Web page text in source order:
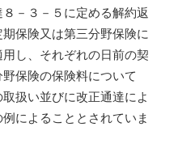
－３－５に定める解約返
保険又は第三分野保険に
し、それぞれの日前の契
保険の保険料について
扱い並びに改正通達によ
によることとされていま